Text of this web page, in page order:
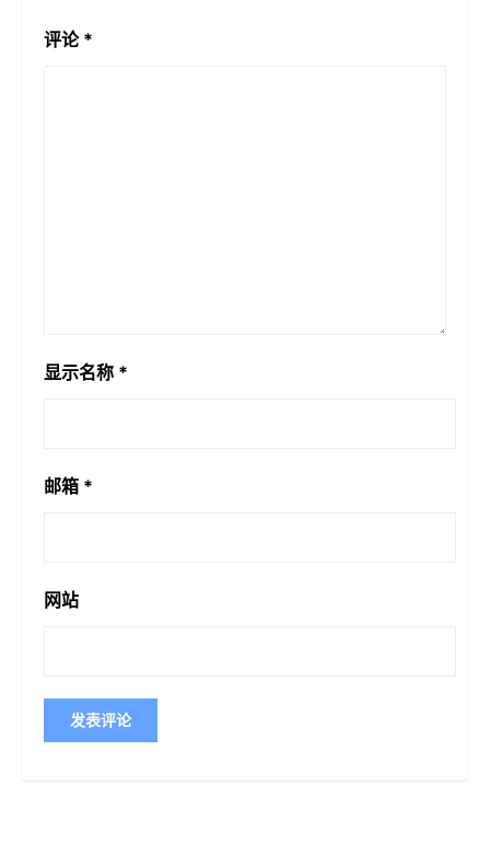
评论 *
显示名称 *
邮箱 *
网站